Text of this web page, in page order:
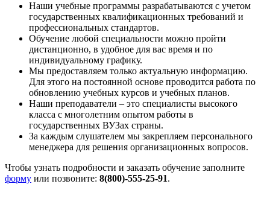
Наши учебные программы разрабатываются с учетом
государственных квалификационных требований и
профессиональных стандартов.
Обучение любой специальности можно пройти
дистанционно, в удобное для вас время и по
индивидуальному графику.
Мы предоставляем только актуальную информацию.
Для этого на постоянной основе проводится работа по
обновлению учебных курсов и учебных планов.
Наши преподаватели – это специалисты высокого
класса с многолетним опытом работы в
государственных ВУЗах страны.
За каждым слушателем мы закрепляем персонального
менеджера для решения организационных вопросов.
Чтобы узнать подробности и заказать обучение заполните
форму или позвоните: 8(800)-555-25-91.